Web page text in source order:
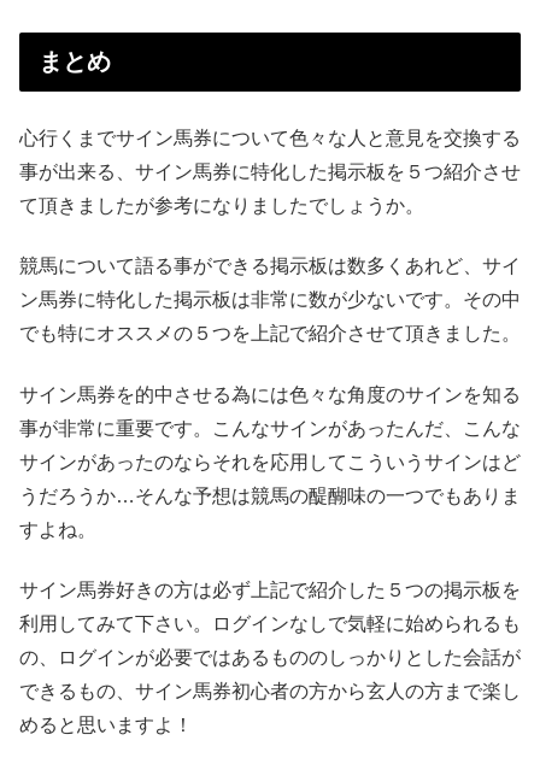
まとめ
心行くまでサイン馬券について色々な人と意見を交換する
事が出来る、サイン馬券に特化した掲示板を５つ紹介させ
て頂きましたが参考になりましたでしょうか。
競馬について語る事ができる掲示板は数多くあれど、サイ
ン馬券に特化した掲示板は非常に数が少ないです。その中
でも特にオススメの５つを上記で紹介させて頂きました。
サイン馬券を的中させる為には色々な角度のサインを知る
事が非常に重要です。こんなサインがあったんだ、こんな
サインがあったのならそれを応用してこういうサインはど
うだろうか…そんな予想は競馬の醍醐味の一つでもありま
すよね。
サイン馬券好きの方は必ず上記で紹介した５つの掲示板を
利用してみて下さい。ログインなしで気軽に始められるも
の、ログインが必要ではあるもののしっかりとした会話が
できるもの、サイン馬券初心者の方から玄人の方まで楽し
めると思いますよ！